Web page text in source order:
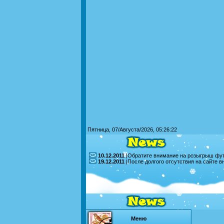
Пятница, 07/Августа/2026, 05:26:22
10.12.2011|Обратите внимание на розыгрыш
19.12.2011 |После долгого отсутствия на сайте
Меню